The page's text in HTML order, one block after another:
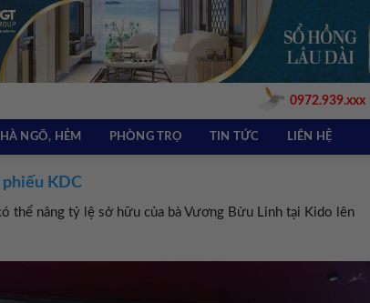
0972.939.xxx
NGÕ, HẺM PHÒNG TRỌ TIN TỨC LIÊN HỆ
KDC
thể nâng tỷ lệ sở hữu của bà Vương Bửu Linh tại Kido lên